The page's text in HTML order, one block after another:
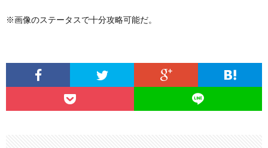
※画像のステータスで十分攻略可能だ。